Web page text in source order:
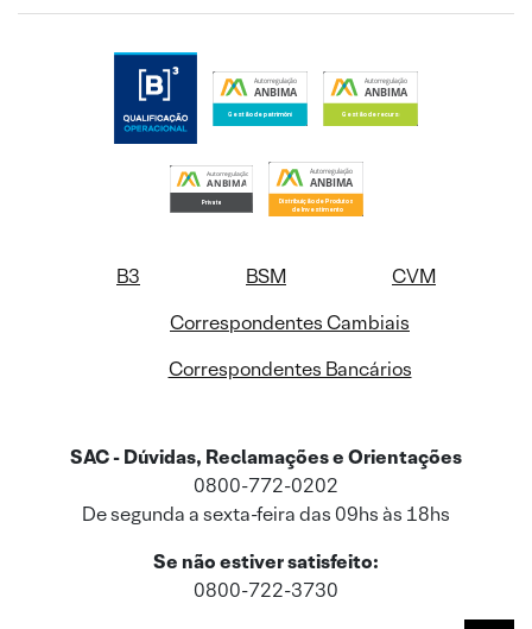
B3 BSM
CVM
Correspondentes Cambiais
Correspondentes Bancários
SAC - Dúvidas, Reclamações e Orientações
0800-772-0202
De segunda a sexta-feira das 09hs às 18hs
Se não estiver satisfeito:
0800-722-3730